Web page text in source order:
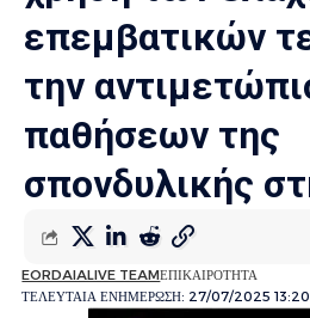
επεμβατικών
την
παθήσεων της
σπονδυλικής
ΤΕΛΕΥΤΑΙΑ ΕΝΗΜΕΡΩΣΗ: 27/07/2025 13:20
EORDAIALIVE TEAMΕΠΙΚΑΙΡΟΤΗΤΑ